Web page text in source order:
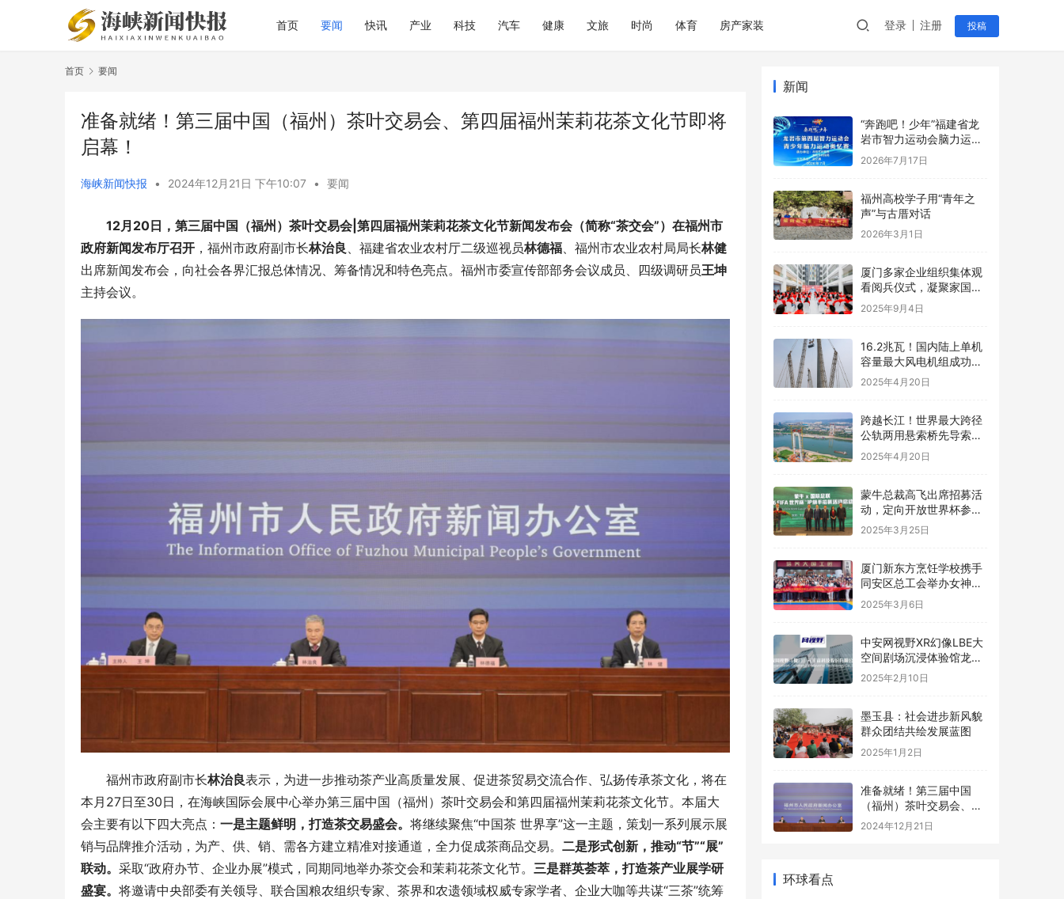
首页 要闻 快讯 产业 科技 汽车 健康 文旅 时尚 体育 房产家装 登录 注册 投稿
首页 要闻
准备就绪！第三届中国（福州）茶叶交易会、第四届福州茉莉花茶文化节即将
启幕！
海峡新闻快报 • 2024年12月21日 下午10:07 • 要闻
12月20日，第三届中国（福州）茶叶交易会|第四届福州茉莉花茶文化节新闻发布会（简称“茶交会”）在福州市
政府新闻发布厅召开 ，福州市政府副市长林治良 、福建省农业农村厅二级巡视员林德福、福州市农业农村局局长林健
出席新闻发布会，向社会各界汇报总体情况、筹备情况和特色亮点。福州市委宣传部部务会议成员、四级调研员王坤
主持会议。
福州市政府副市长林治良表示，为进一步推动茶产业高质量发展、促进茶贸易交流合作、弘扬传承茶文化，将在
本月27日至30日，在海峡国际会展中心举办第三届中国（福州）茶叶交易会和第四届福州茉莉花茶文化节。本届大
会主要有以下四大亮点： 一是主题鲜明，打造茶交易盛会。 将继续聚焦“中国茶 世界享”这一主题，策划一系列展示展
销与品牌推介活动，为产、供、销、需各方建立精准对接通道，全力促成茶商品交易。 二是形式创新，推动“节”“展”
联动。 采取“政府办节、企业办展”模式，同期同地举办茶交会和茉莉花茶文化节。 三是群英荟萃，打造茶产业展学研
盛宴。 将邀请中央部委有关领导、联合国粮农组织专家、茶界和农遗领域权威专家学者、企业大咖等共谋“三茶”统筹
新闻
“奔跑吧！少年”福建省龙
岩市智力运动会脑力运动
奥忆赛创中国新纪录
2026年7月17日
福州高校学子用“青年之
声”与古厝对话
2026年3月1日
厦门多家企业组织集体观
看阅兵仪式，凝聚家国情
怀与奋进力量！
2025年9月4日
16.2兆瓦！国内陆上单机
容量最大风电机组成功吊
装
2025年4月20日
跨越长江！世界最大跨径
公轨两用悬索桥先导索成
功过江
2025年4月20日
蒙牛总裁高飞出席招募活
动，定向开放世界杯参与
名额
2025年3月25日
厦门新东方烹饪学校携手
同安区总工会举办女神节
烘焙体验活动
2025年3月6日
中安网视野XR幻像LBE大
空间剧场沉浸体验馆龙岩
上杭万达广场惊喜开业，
春节畅享沉浸式娱乐新体
2025年2月10日
墨玉县：社会进步新风貌
群众团结共绘发展蓝图
2025年1月2日
准备就绪！第三届中国
（福州）茶叶交易会、第
四届福州茉莉花茶文化节
即将启幕！
2024年12月21日
环球看点